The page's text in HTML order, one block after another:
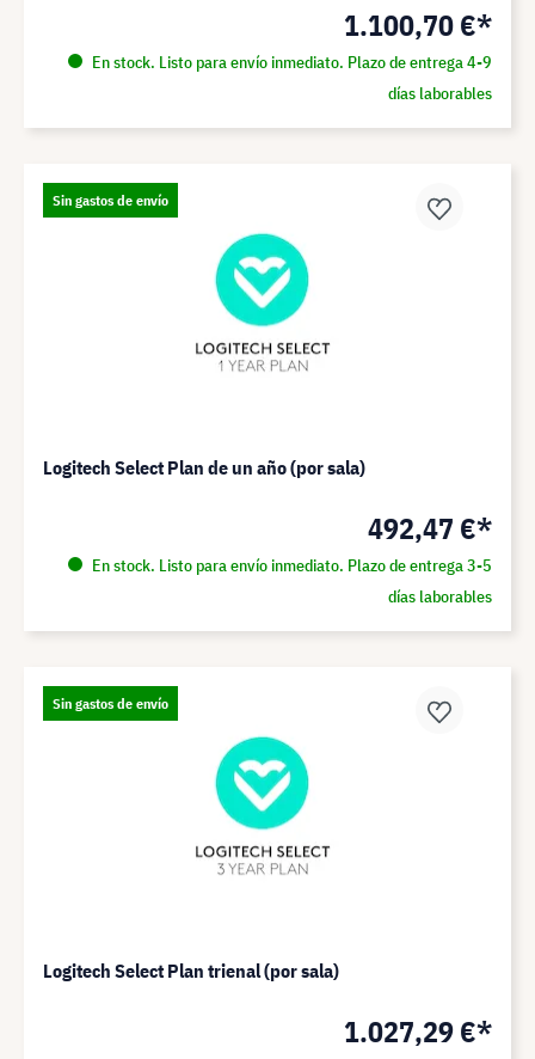
1.100,70 €*
En stock. Listo para envío inmediato. Plazo de entrega 4-9
días laborables
Sin gastos de envío
Logitech Select Plan de un año (por sala)
492,47 €*
En stock. Listo para envío inmediato. Plazo de entrega 3-5
días laborables
Sin gastos de envío
Logitech Select Plan trienal (por sala)
1.027,29 €*